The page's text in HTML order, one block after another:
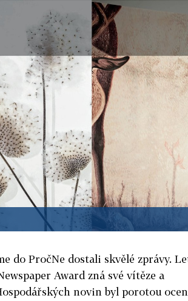
do PročNe dostali skvělé zprávy.
Award zná své vítěze a
novin byl porotou